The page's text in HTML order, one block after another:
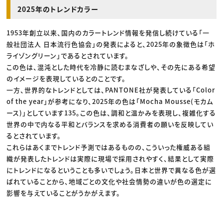
2025年のトレンドカラー
1953年創立以来、国内のカラートレンド情報を発信し続けている「一
般社団法人 日本流行色協会」の発表によると、2025年の象徴色は「ホ
ライゾングリーン」であるとされています。
この色は、混沌とした時代を冷静に読むまなざしや、その先にある希望
のイメージを表現しているとのことです。
一方、世界的なトレンドとしては、PANTONE社が発表している「Color
of the year」が参考になり、2025年の色は「Mocha Mousse(モカム
ース)」としています135。この色は、調和と温かみを表現し、複雑化する
世界の中で内なる平和とバランスを求める消費者の願いを反映してい
るとされています。
これらはあくまでトレンド予測ではあるものの、こういった権威ある組
織が発表したトレンドは実際に現場で採用されやすく、結果として実際
にトレンドになるということも多いでしょう。日本と世界で異なる色が選
ばれていることから、地域ごとの文化や社会情勢の違いが色の選定に
影響を与えていることがうかがえます。